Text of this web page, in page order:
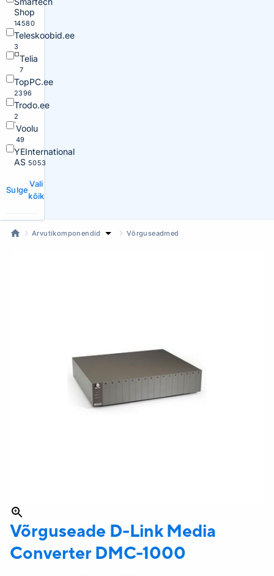
Shop
14580
Teleskoobid.ee
3
Telia
7
TopPC.ee
2396
Trodo.ee
2
Voolu
49
YEInternational
AS 5053
Sulge
Vali
kõik
Arvutikomponendid Võrguseadmed
Võrguseade D-Link Media
Converter DMC-1000